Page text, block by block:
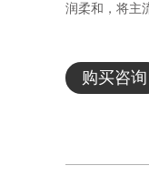
润柔和，将主
购买咨询